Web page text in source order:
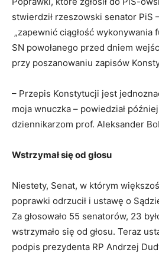
stwierdził rzeszowski senator PiS
„zapewnić ciągłość wykonywania
SN powołanego przed dniem
przy poszanowaniu zapisów
– Przepis Konstytucji jest
moja wnuczka – powiedział
dziennikarzom prof. Aleksander
Wstrzymał się od głosu
Niestety, Senat, w którym
poprawki odrzucił i ustawę o
Za głosowało 55 senatorów, 23
wstrzymało się od głosu. Teraz
podpis prezydenta RP Andrzej